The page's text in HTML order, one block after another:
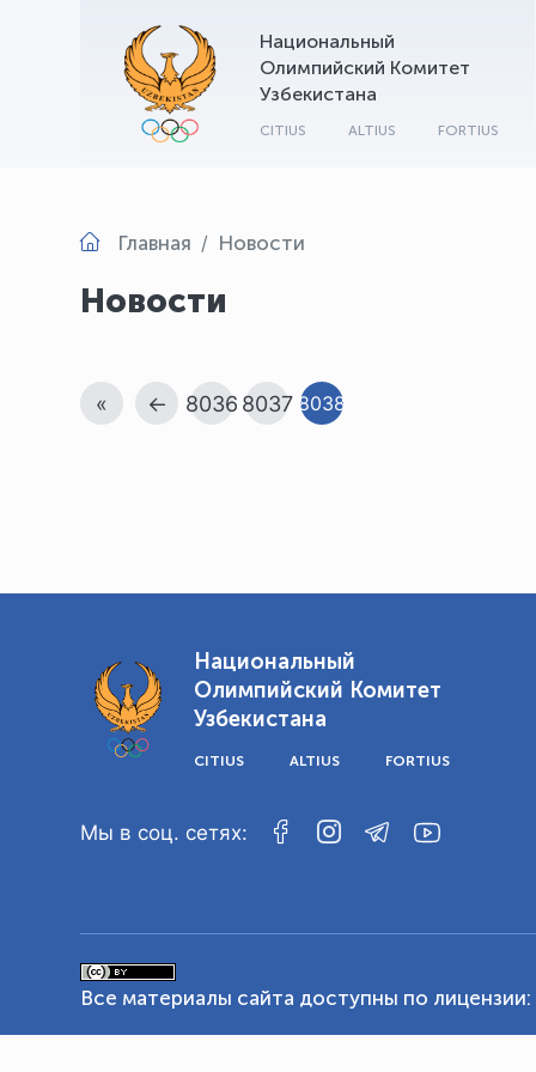
Национальный
Олимпийский Комитет
Узбекистана
CITIUS ALTIUS FORTIUS
Главная Новости
Новости
« ← 8036 8037 8038
Национальный
Олимпийский Комитет
Узбекистана
CITIUS ALTIUS FORTIUS
Мы в соц. сетях:
Все материалы сайта доступны по лицензии: